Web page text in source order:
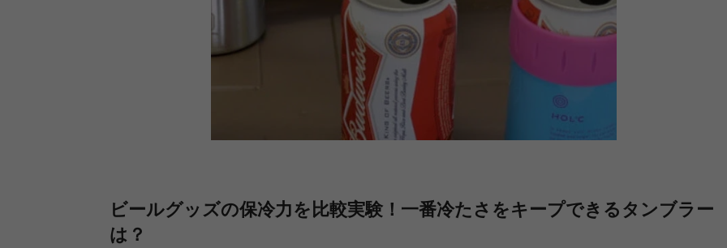
ビールグッズの保冷力を比較実験！一番冷たさをキープできるタンブラー
は？